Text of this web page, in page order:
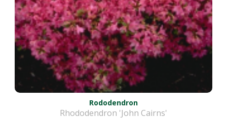
Rododendron
Rhododendron 'John Cairns'